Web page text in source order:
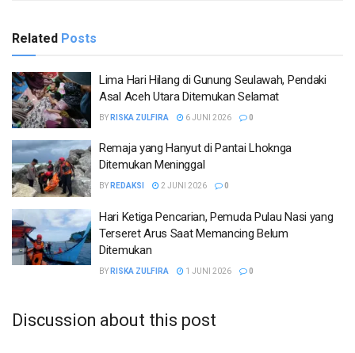
Related Posts
Lima Hari Hilang di Gunung Seulawah, Pendaki
Asal Aceh Utara Ditemukan Selamat
BY RISKA ZULFIRA 6 JUNI 2026 0
Remaja yang Hanyut di Pantai Lhoknga
Ditemukan Meninggal
BY REDAKSI 2 JUNI 2026 0
Hari Ketiga Pencarian, Pemuda Pulau Nasi yang
Terseret Arus Saat Memancing Belum
Ditemukan
BY RISKA ZULFIRA 1 JUNI 2026 0
Discussion about this post